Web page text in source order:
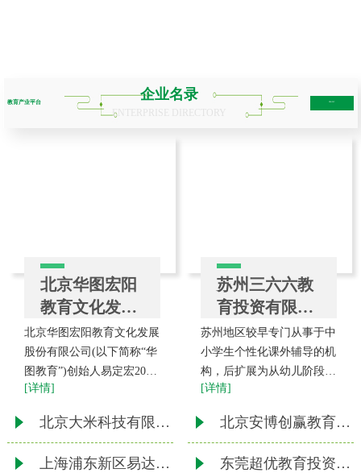
教育产业平台 企业名录
ENTERPRISE DIRECTORY
more+
北京华图宏阳
教育文化发展
股份有限公司
北京华图宏阳教育文化发展
股份有限公司(以下简称“华
图教育”)创始人易定宏2001
年来京创业，2003年2月创
展有限公司(公司前身)。
[详情]
苏州三六六教
育投资有限公
司
苏州地区较早专门从事于中
小学生个性化课外辅导的机
构，后扩展为从幼儿阶段到
退休老人
[详情]
北京大米科技有限公司 北京安博创赢教育科技有限责任公司
上海浦东新区易达教育培训中心 东莞超优教育投资咨询有限公司